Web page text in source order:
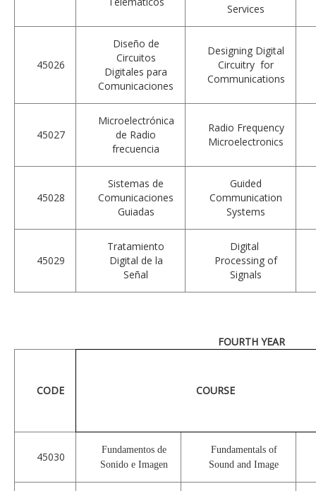
Services
45026
Diseño de
Circuitos
Digitales para
Comunicaciones
Designing Digital
Circuitry for
Communications
45027
Microelectrónica
de Radio
frecuencia
Radio Frequency
Microelectronics
45028
Sistemas de
Comunicaciones
Guiadas
Guided
Communication
Systems
45029
Tratamiento
Digital de la
Señal
Digital
Processing of
Signals
CODE COURSE
45030
Fundamentos de
Sonido e Imagen
Fundamentals of
Sound and Image
FOURTH YEAR